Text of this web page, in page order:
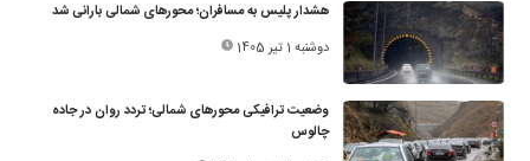
هشدار پلیس به مسافران؛ محورهای شمالی بارانی شد
دوشنبه 1 تیر 1405
وضعیت ترافیکی محورهای شمالی؛ تردد روان در جاده
چالوس